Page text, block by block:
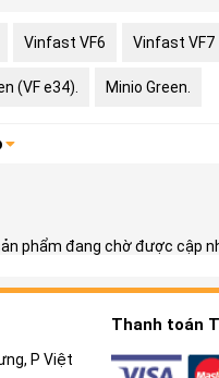
Vinfast VF6 Vinfast VF7
(VF e34). Minio Green.
phẩm đang chờ được cập
P Việt
Thanh toán